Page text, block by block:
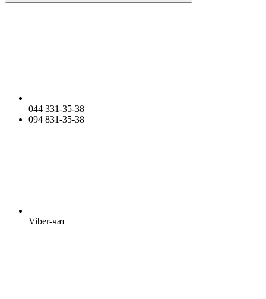
044 331-35-38
094 831-35-38
Viber-чат